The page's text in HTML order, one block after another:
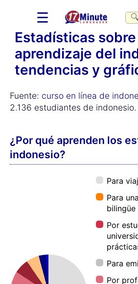
☰
Estadísticas
aprendizaje del
tendencias y
Fuente: curso en línea de
2.136 estudiantes de indonesio.
¿Por qué aprenden los
indonesio?
Para
Para
bilingüe
Por
Para
Por